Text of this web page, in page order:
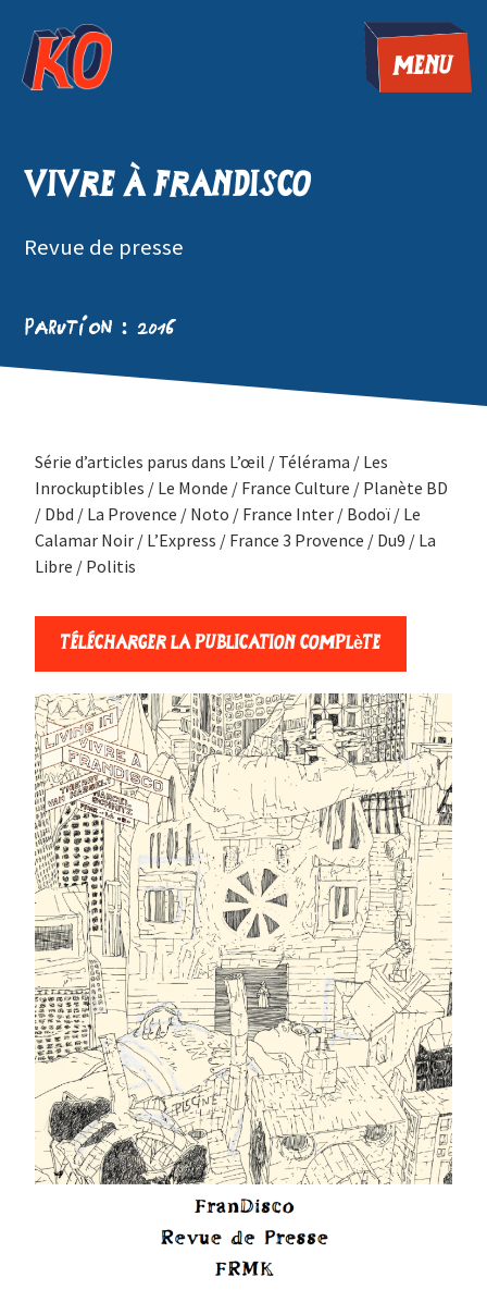
MENU
Vivre à FranDisco
Revue de presse
Parution : 2016
Série d’articles parus dans L’œil / Télérama / Les
Inrockuptibles / Le Monde / France Culture / Planète BD
/ Dbd / La Provence / Noto / France Inter / Bodoï / Le
Calamar Noir / L’Express / France 3 Provence / Du9 / La
Libre / Politis
Télécharger la publication complète